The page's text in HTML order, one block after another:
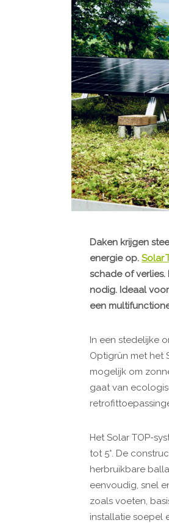
Daken krijgen
energie op. Solar
schade of verlies.
nodig. Ideaal
een
In een stedelijke
Optigrün met het
mogelijk om
gaat van
Het Solar TOP-
tot 5°. De
herbruikbare
eenvoudig, snel
zoals voeten,
installatie soepel